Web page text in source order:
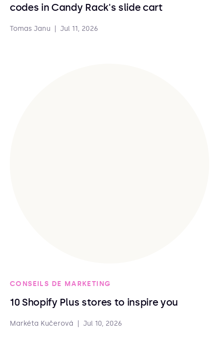
codes in Candy Rack's slide cart
Tomas Janu Jul 11, 2026
CONSEILS DE MARKETING
10 Shopify Plus stores to inspire you
Markéta Kučerová Jul 10, 2026